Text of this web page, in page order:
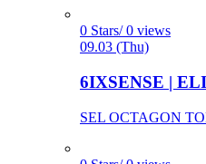
0 Stars/ 0 views
09.03 (Thu)
6IXSENSE |
SEL OCTAGON